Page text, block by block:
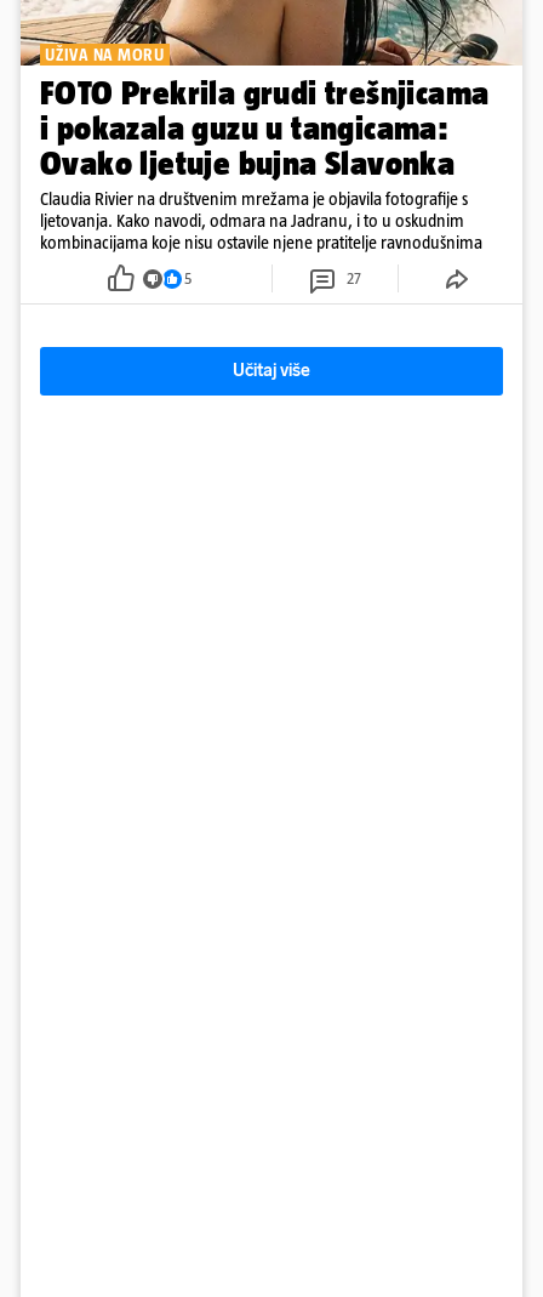
UŽIVA NA MORU
FOTO Prekrila grudi trešnjicama
i pokazala guzu u tangicama:
Ovako ljetuje bujna Slavonka
Claudia Rivier na društvenim mrežama je objavila fotografije s
ljetovanja. Kako navodi, odmara na Jadranu, i to u oskudnim
kombinacijama koje nisu ostavile njene pratitelje ravnodušnima
5 27
Učitaj više